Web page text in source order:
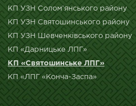
КП УЗН Солом’янського району
КП УЗН Святошинського району
КП УЗН Шевченківського району
КП «Дарницьке ЛПГ»
КП «Святошинське ЛПГ»
КП «ЛПГ «Конча-Заспа»